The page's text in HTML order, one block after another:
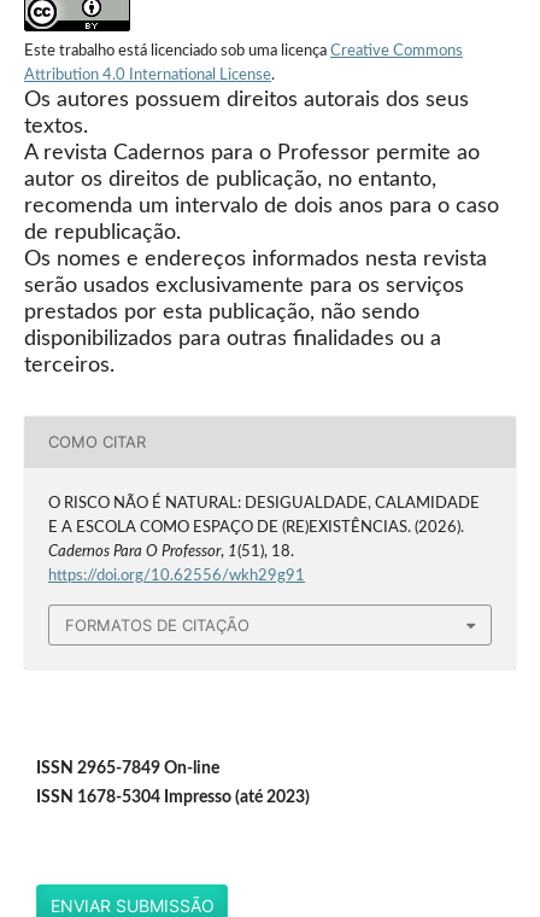
Este trabalho está licenciado sob uma licença Creative Commons
Attribution 4.0 International License.
Os autores possuem direitos autorais dos seus
textos.
A revista Cadernos para o Professor permite ao
autor os direitos de publicação, no entanto,
recomenda um intervalo de dois anos para o caso
de republicação.
Os nomes e endereços informados nesta revista
serão usados exclusivamente para os serviços
prestados por esta publicação, não sendo
disponibilizados para outras finalidades ou a
terceiros.
COMO CITAR
O RISCO NÃO É NATURAL: DESIGUALDADE, CALAMIDADE
E A ESCOLA COMO ESPAÇO DE (RE)EXISTÊNCIAS. (2026).
Cadernos Para O Professor, 1(51), 18.
https://doi.org/10.62556/wkh29g91
FORMATOS DE CITAÇÃO
ISSN 2965-7849 On-line
ISSN 1678-5304 Impresso (até 2023)
ENVIAR SUBMISSÃO